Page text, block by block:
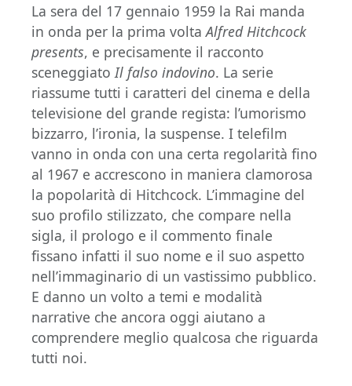
La sera del 17 gennaio 1959 la Rai manda
in onda per la prima voltaAlfred Hitchcock
presents, e precisamente il racconto
sceneggiato Il falso indovino. La serie
riassume tutti i caratteri del cinema e della
televisione del grande regista: l’umorismo
bizzarro, l’ironia, la suspense. I telefilm
vanno in onda con una certa regolarità fino
al 1967 e accrescono in maniera clamorosa
la popolarità di Hitchcock. L’immagine del
suo profilo stilizzato, che compare nella
sigla, il prologo e il commento finale
fissano infatti il suo nome e il suo aspetto
nell’immaginario di un vastissimo pubblico.
E danno un volto a temi e modalità
narrative che ancora oggi aiutano a
comprendere meglio qualcosa che riguarda
tutti noi.